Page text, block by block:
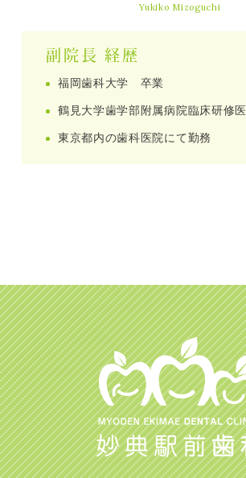
Yukiko Mizoguchi
副院長 経歴
福岡歯科大学 卒業
鶴見大学歯学部附属病院臨床研修医
東京都内の歯科医院にて勤務